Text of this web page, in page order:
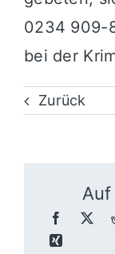
0234 909-
bei der
Zurück
Auf